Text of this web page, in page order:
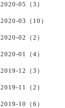
2020-05（3）
2020-03（10）
2020-02（2）
2020-01（4）
2019-12（3）
2019-11（2）
2019-10（6）